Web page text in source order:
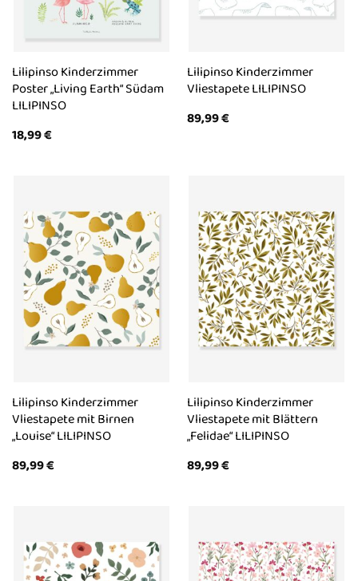
Lilipinso Kinderzimmer
Poster „Living Earth“ Südam
LILIPINSO
18,99€
Lilipinso Kinderzimmer
Vliestapete LILIPINSO
89,99€
Lilipinso Kinderzimmer
Vliestapete mit Birnen
„Louise“ LILIPINSO
89,99€
Lilipinso Kinderzimmer
Vliestapete mit Blättern
„Felidae“ LILIPINSO
89,99€